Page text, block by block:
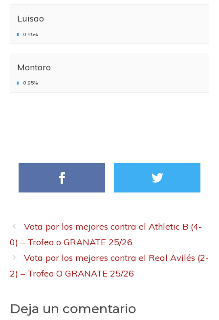
Luisao
0.95%
Montoro
0.95%
Vota por los mejores contra el Athletic B (4-
0) – Trofeo o GRANATE 25/26
Vota por los mejores contra el Real Avilés (2-
2) – Trofeo O GRANATE 25/26
Deja un comentario